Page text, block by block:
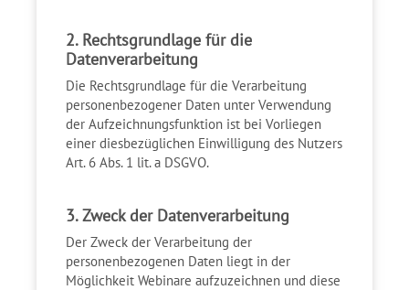
2. Rechtsgrundlage für die
Datenverarbeitung
Die Rechtsgrundlage für die Verarbeitung
personenbezogener Daten unter Verwendung
der Aufzeichnungsfunktion ist bei Vorliegen
einer diesbezüglichen Einwilligung des Nutzers
Art. 6 Abs. 1 lit. a DSGVO.
3. Zweck der Datenverarbeitung
Der Zweck der Verarbeitung der
personenbezogenen Daten liegt in der
Möglichkeit Webinare aufzuzeichnen und diese